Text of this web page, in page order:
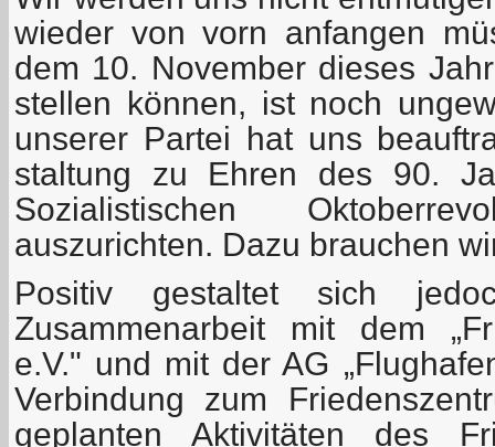
wieder von vorn anfangen
dem 10. November dieses
stellen können, ist noch
unserer Partei hat uns
staltung zu Ehren des 90.
Sozialistischen
auszurichten. Dazu brauchen
Positiv gestaltet sich
Zusammenarbeit mit dem
e.V." und mit der AG
Verbindung zum
geplanten Aktivitäten des